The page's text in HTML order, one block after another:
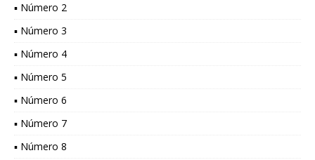
▪ Número 2
▪ Número 3
▪ Número 4
▪ Número 5
▪ Número 6
▪ Número 7
▪ Número 8